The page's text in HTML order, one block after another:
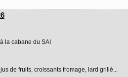
la cabane du SAI
de fruits, croissants fromage, lard grillé...